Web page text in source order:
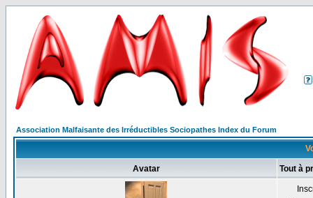
Association Malfaisante des Irréductibles Sociopathes Index du Forum
Avatar Tout à